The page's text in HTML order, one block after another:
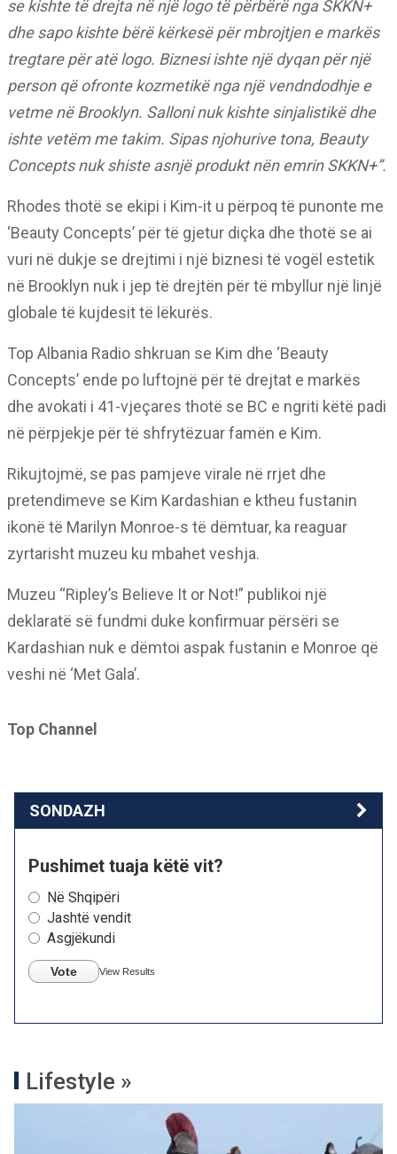
se kishte të drejta në një logo të përbërë nga SKKN+
dhe sapo kishte bërë kërkesë për mbrojtjen e markës
tregtare për atë logo. Biznesi ishte një dyqan për një
person që ofronte kozmetikë nga një vendndodhje e
vetme në Brooklyn. Salloni nuk kishte sinjalistikë dhe
ishte vetëm me takim. Sipas njohurive tona, Beauty
Concepts nuk shiste asnjë produkt nën emrin SKKN+”.
Rhodes thotë se ekipi i Kim-it u përpoq të punonte me
‘Beauty Concepts’ për të gjetur diçka dhe thotë se ai
vuri në dukje se drejtimi i një biznesi të vogël estetik
në Brooklyn nuk i jep të drejtën për të mbyllur një linjë
globale të kujdesit të lëkurës.
Top Albania Radio shkruan se Kim dhe ‘Beauty
Concepts’ ende po luftojnë për të drejtat e markës
dhe avokati i 41-vjeçares thotë se BC e ngriti këtë padi
në përpjekje për të shfrytëzuar famën e Kim.
Rikujtojmë, se pas pamjeve virale në rrjet dhe
pretendimeve se Kim Kardashian e ktheu fustanin
ikonë të Marilyn Monroe-s të dëmtuar, ka reaguar
zyrtarisht muzeu ku mbahet veshja.
Muzeu “Ripley’s Believe It or Not!” publikoi një
deklaratë së fundmi duke konfirmuar përsëri se
Kardashian nuk e dëmtoi aspak fustanin e Monroe që
veshi në ‘Met Gala’.
Top Channel
SONDAZH
Pushimet tuaja këtë vit?
Në Shqipëri
Jashtë vendit
Asgjëkundi
Vote View Results
Lifestyle »